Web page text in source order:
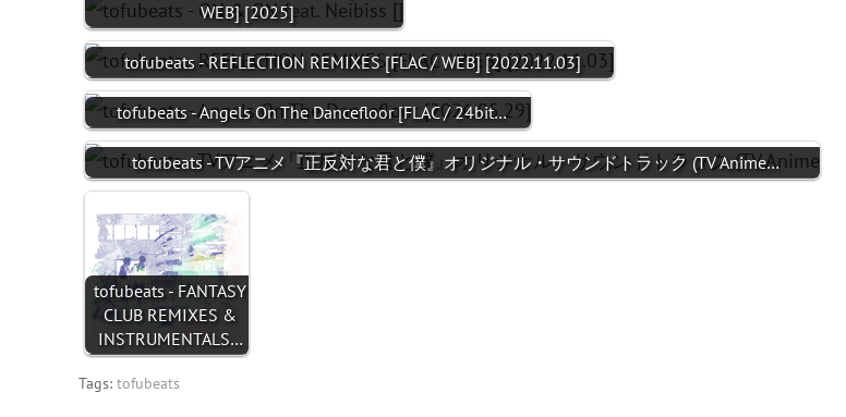
WEB] [2025]
tofubeats - REFLECTION REMIXES [FLAC / WEB] [2022.11.03]
tofubeats - Angels On The Dancefloor [FLAC / 24bit…
tofubeats - TVアニメ『正反対な君と僕』オリジナル・サウンドトラック (TV Anime…
tofubeats - FANTASY
CLUB REMIXES &
INSTRUMENTALS…
Tags: tofubeats